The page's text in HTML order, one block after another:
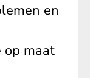
en
op maat